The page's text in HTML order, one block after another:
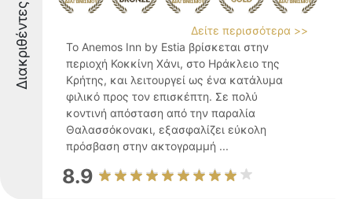
Διακριθέντες
Δείτε περισσότερα >>
Το Anemos Inn by Estia βρίσκεται στην
περιοχή Κοκκίνη Χάνι, στο Ηράκλειο της
Κρήτης, και λειτουργεί ως ένα κατάλυμα
φιλικό προς τον επισκέπτη. Σε πολύ
κοντινή απόσταση από την παραλία
Θαλασσόκονακι, εξασφαλίζει εύκολη
πρόσβαση στην ακτογραμμή ...
8.9